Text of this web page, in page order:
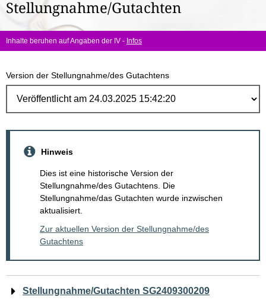
hier:
Stellungnahme/Gutachten
Inhalte beruhen auf Angaben der IV - Infos
Version der Stellungnahme/des Gutachtens
Hinweis
Dies ist eine historische Version der
Stellungnahme/des Gutachtens. Die
Stellungnahme/das Gutachten wurde inzwischen
aktualisiert.
Zur aktuellen Version der Stellungnahme/des
Gutachtens
Navigation
Stellungnahme/Gutachten SG2409300209